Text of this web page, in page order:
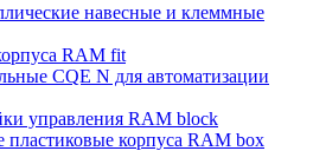
навесные и клеммные
RAM fit
CQE N для автоматизации
управления RAM block
пластиковые корпуса RAM box